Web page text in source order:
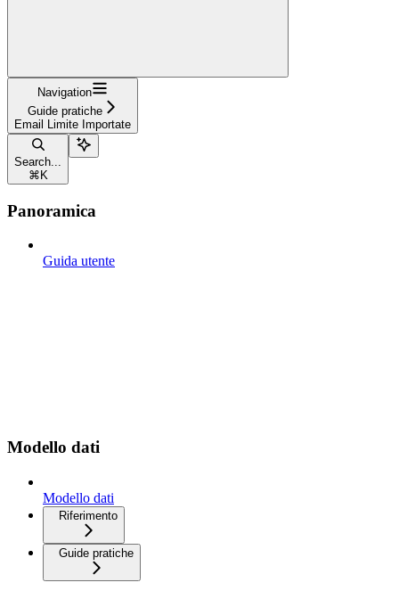
Navigation
Guide pratiche
Email Limite Importate
Search...
⌘ K
Panoramica
Guida utente
Modello dati
Modello dati
Riferimento
Guide pratiche